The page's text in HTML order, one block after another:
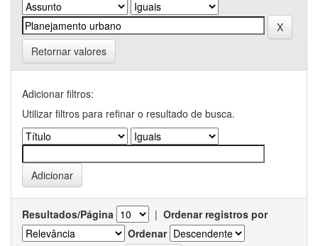
Retornar valores
Adicionar filtros:
Utilizar filtros para refinar o resultado de busca.
Resultados/Página | Ordenar registros por
Ordenar